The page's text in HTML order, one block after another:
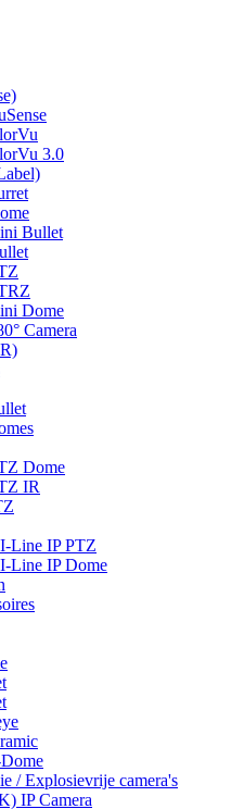
3.0
Bullet
Dome
Camera
Dome
IR
Line IP PTZ
Line IP Dome
/ Explosievrije camera's
IP Camera